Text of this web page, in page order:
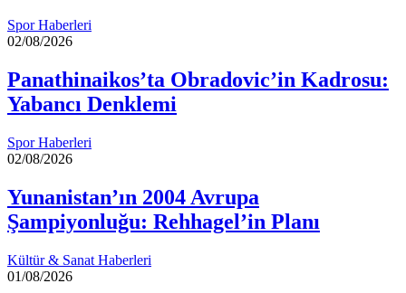
Spor Haberleri
02/08/2026
Panathinaikos’ta Obradovic’in Kadrosu:
Yabancı Denklemi
Spor Haberleri
02/08/2026
Yunanistan’ın 2004 Avrupa
Şampiyonluğu: Rehhagel’in Planı
Kültür & Sanat Haberleri
01/08/2026